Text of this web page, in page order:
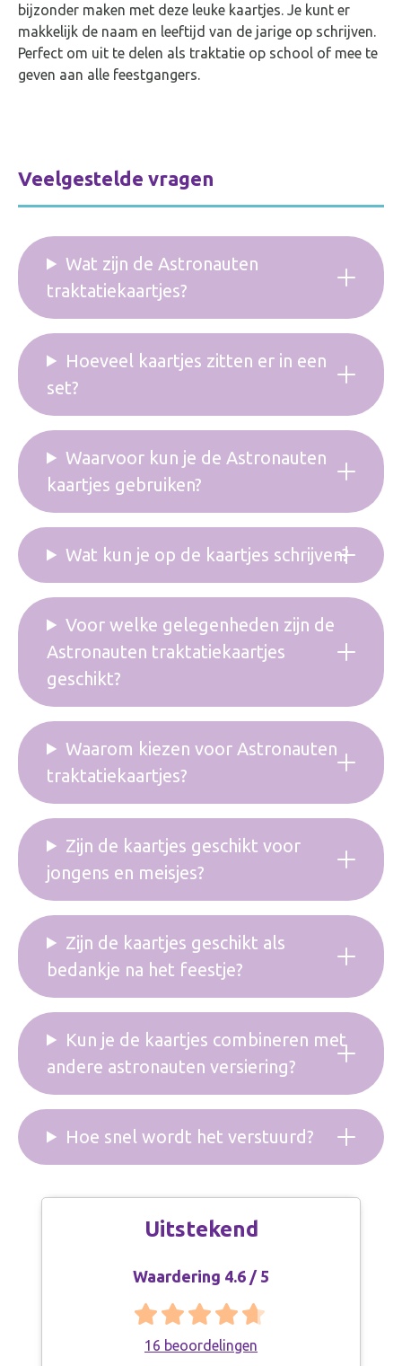
bijzonder maken met deze leuke kaartjes. Je kunt er
makkelijk de naam en leeftijd van de jarige op schrijven.
Perfect om uit te delen als traktatie op school of mee te
geven aan alle feestgangers.
Veelgestelde vragen
Wat zijn de Astronauten
traktatiekaartjes?
Hoeveel kaartjes zitten er in een
set?
Waarvoor kun je de Astronauten
kaartjes gebruiken?
Wat kun je op de kaartjes schrijven?
Voor welke gelegenheden zijn de
Astronauten traktatiekaartjes
geschikt?
Waarom kiezen voor Astronauten
traktatiekaartjes?
Zijn de kaartjes geschikt voor
jongens en meisjes?
Zijn de kaartjes geschikt als
bedankje na het feestje?
Kun je de kaartjes combineren met
andere astronauten versiering?
Hoe snel wordt het verstuurd?
Uitstekend
Waardering 4.6 / 5
16 beoordelingen